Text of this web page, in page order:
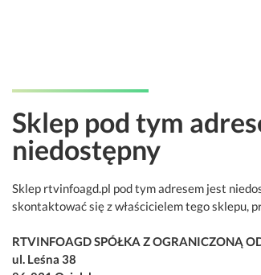
Sklep pod tym
niedostępny
Sklep rtvinfoagd.pl pod tym adresem jest
skontaktować się z właścicielem tego sklepu,
RTVINFOAGD SPÓŁKA Z OGRANICZONĄ
ul. Leśna 38